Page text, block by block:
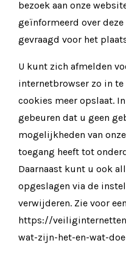
bezoek aan onze
geïnformeerd over
gevraagd voor het
U kunt zich afmelden
internetbrowser zo in
cookies meer opslaat.
gebeuren dat u geen
mogelijkheden van
toegang heeft tot
Daarnaast kunt u ook
opgeslagen via de
verwijderen. Zie voor
https://
wat-zijn-het-en-wat-